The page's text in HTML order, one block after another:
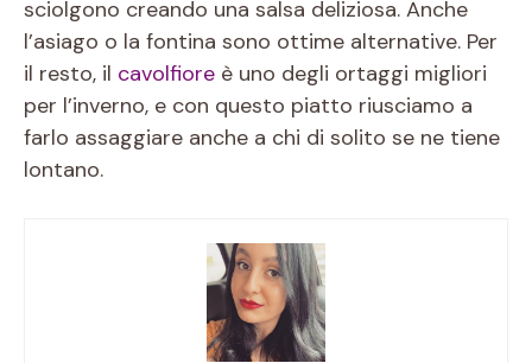
sciolgono creando una salsa deliziosa. Anche
l’asiago o la fontina sono ottime alternative. Per
il resto, il cavolfiore è uno degli ortaggi migliori
per l’inverno, e con questo piatto riusciamo a
farlo assaggiare anche a chi di solito se ne tiene
lontano.